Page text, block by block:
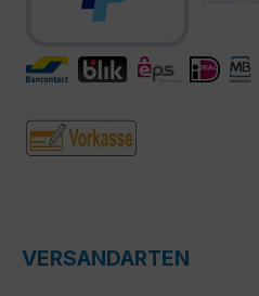
VERSANDARTEN